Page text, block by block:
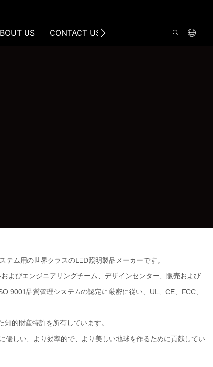
US CONTACT US
ム用の世界クラスのLED照明製品メーカーです。
よびエンジニアリングチーム、デザインセンター、販売および
9001品質管理システムの認定に厳密に従い、UL、CE、FCC、
的財産特許を所有しています。
しい、より効率的で、より美しい地球を作るために貢献してい